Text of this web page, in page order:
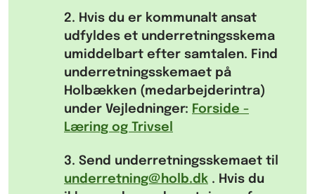
2. Hvis du er kommunalt ansat
udfyldes et underretningsskema
umiddelbart efter samtalen. Find
underretningsskemaet på
Holbækken (medarbejderintra)
under Vejledninger: Forside -
Læring og Trivsel
3. Send underretningsskemaet til
underretning@holb.dk . Hvis du